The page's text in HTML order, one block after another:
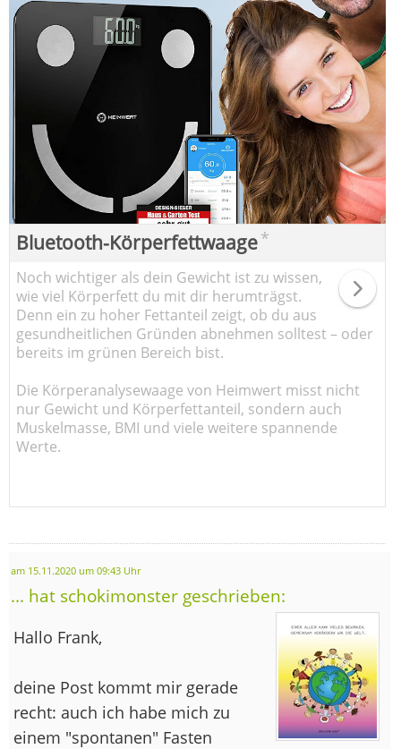
Bluetooth-Körperfettwaage*
Noch wichtiger als dein Gewicht ist zu wissen,
wie viel Körperfett du mit dir herumträgst.
Denn ein zu hoher Fettanteil zeigt, ob du aus
gesundheitlichen Gründen abnehmen solltest – oder
bereits im grünen Bereich bist.
Die Körperanalysewaage von Heimwert misst nicht
nur Gewicht und Körperfettanteil, sondern auch
Muskelmasse, BMI und viele weitere spannende
Werte.
am 15.11.2020 um 09:43 Uhr
... hat schokimonster geschrieben:
Hallo Frank,
deine Post kommt mir gerade
recht: auch ich habe mich zu
einem "spontanen" Fasten